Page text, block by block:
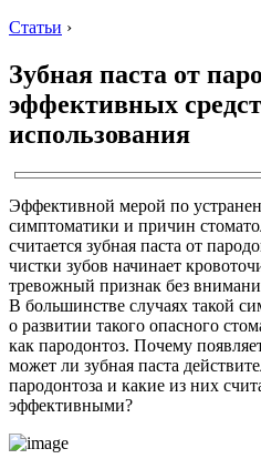
Статьи ›
Зубная паста от
эффективных
использования
Эффективной мерой по
симптоматики и причин
считается зубная паста от
чистки зубов начинает
тревожный признак без
В большинстве случаях такой
о развитии такого опасного
как пародонтоз. Почему
может ли зубная паста
пародонтоза и какие из них
эффективными?